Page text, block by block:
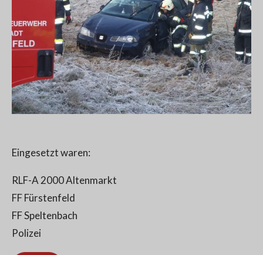
Eingesetzt waren:
RLF-A 2000 Altenmarkt
FF Fürstenfeld
FF Speltenbach
Polizei